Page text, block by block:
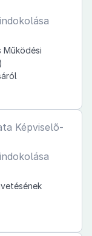
Képviselő-